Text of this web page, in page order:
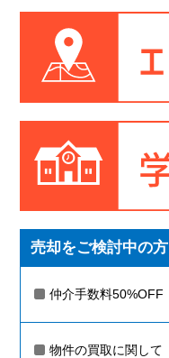
売却をご検討中の方
仲介手数料50%OFF
物件の買取に関して